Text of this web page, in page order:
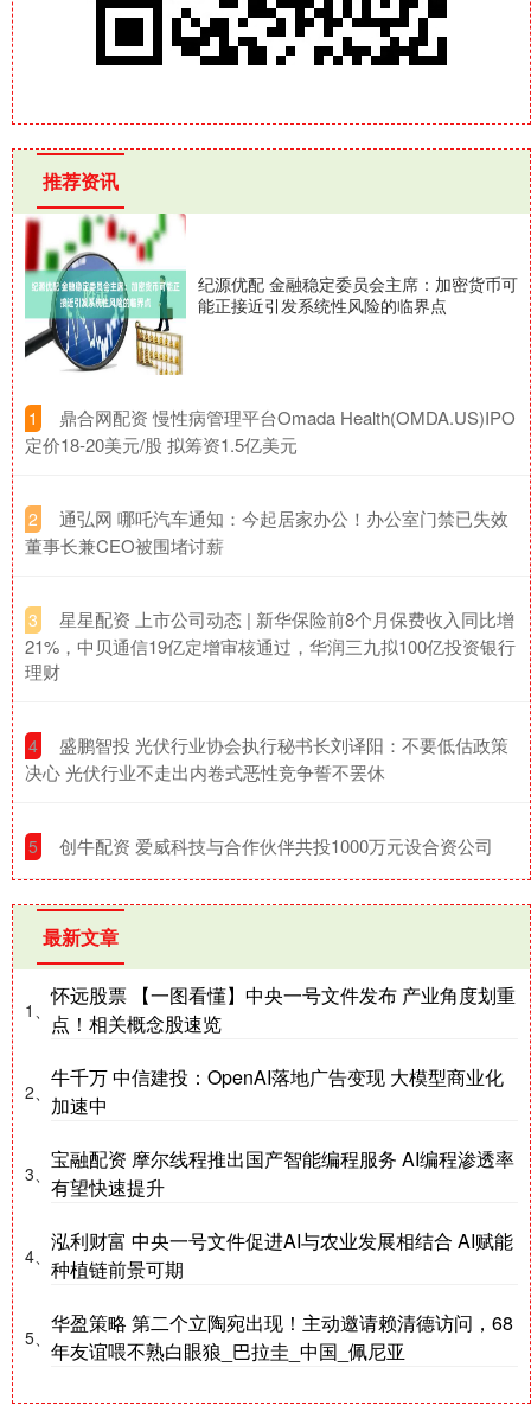
推荐资讯
纪源优配 金融稳定委员会主席：加密货币可
能正接近引发系统性风险的临界点
1
​鼎合网配资 慢性病管理平台Omada Health(OMDA.US)IPO
定价18-20美元/股 拟筹资1.5亿美元
2
​通弘网 哪吒汽车通知：今起居家办公！办公室门禁已失效
董事长兼CEO被围堵讨薪
3
​星星配资 上市公司动态 | 新华保险前8个月保费收入同比增
21%，中贝通信19亿定增审核通过，华润三九拟100亿投资银行
理财
4
​盛鹏智投 光伏行业协会执行秘书长刘译阳：不要低估政策
决心 光伏行业不走出内卷式恶性竞争誓不罢休
5 ​创牛配资 爱威科技与合作伙伴共投1000万元设合资公司
最新文章
1、
怀远股票 【一图看懂】中央一号文件发布 产业角度划重
点！相关概念股速览
2、
牛千万 中信建投：OpenAI落地广告变现 大模型商业化
加速中
3、
宝融配资 摩尔线程推出国产智能编程服务 AI编程渗透率
有望快速提升
4、
泓利财富 中央一号文件促进AI与农业发展相结合 AI赋能
种植链前景可期
5、
华盈策略 第二个立陶宛出现！主动邀请赖清德访问，68
年友谊喂不熟白眼狼_巴拉圭_中国_佩尼亚